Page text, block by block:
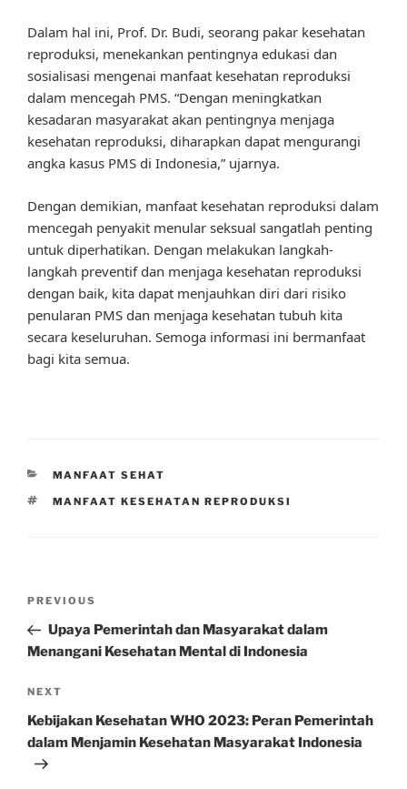
Dalam hal ini, Prof. Dr. Budi, seorang pakar kesehatan
reproduksi, menekankan pentingnya edukasi dan
sosialisasi mengenai manfaat kesehatan reproduksi
dalam mencegah PMS. “Dengan meningkatkan
kesadaran masyarakat akan pentingnya menjaga
kesehatan reproduksi, diharapkan dapat mengurangi
angka kasus PMS di Indonesia,” ujarnya.
Dengan demikian, manfaat kesehatan reproduksi dalam
mencegah penyakit menular seksual sangatlah penting
untuk diperhatikan. Dengan melakukan langkah-
langkah preventif dan menjaga kesehatan reproduksi
dengan baik, kita dapat menjauhkan diri dari risiko
penularan PMS dan menjaga kesehatan tubuh kita
secara keseluruhan. Semoga informasi ini bermanfaat
bagi kita semua.
CATEGORIES
MANFAAT SEHAT
TAGS
MANFAAT KESEHATAN REPRODUKSI
Previous
Post
PREVIOUS
Upaya Pemerintah dan Masyarakat dalam
Menangani Kesehatan Mental di Indonesia
Next
Post
NEXT
Kebijakan Kesehatan WHO 2023: Peran Pemerintah
dalam Menjamin Kesehatan Masyarakat Indonesia